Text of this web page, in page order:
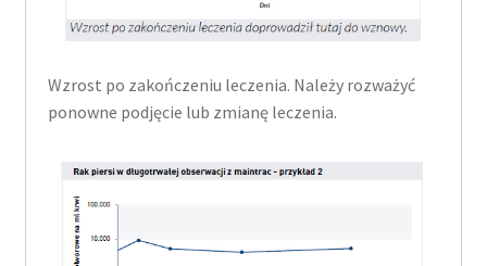
Wzrost po zakończeniu leczenia. Należy rozważyć
ponowne podjęcie lub zmianę leczenia.